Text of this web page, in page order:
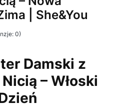
| She&You
0)
Damski z
– Włoski